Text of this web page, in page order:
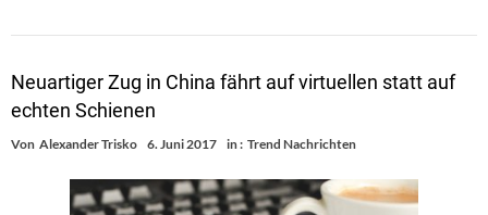
Neuartiger Zug in China fährt auf virtuellen statt auf
echten Schienen
Von Alexander Trisko 6. Juni 2017 in : Trend Nachrichten